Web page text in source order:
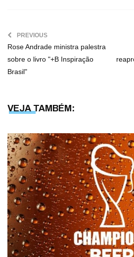
PREVIOUS
Rose Andrade ministra palestra
sobre o livro "+B Inspiração
Brasil"
VEJA TAMBÉM: